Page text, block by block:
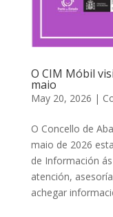
O CIM Móbil
maio
May 20, 2026 |
O Concello de
maio de 2026
de Información
atención,
achegar